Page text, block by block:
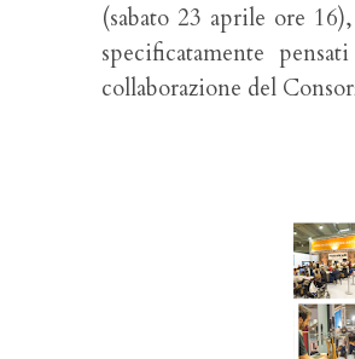
(sabato 23 aprile ore
specificatamente
collaborazione del